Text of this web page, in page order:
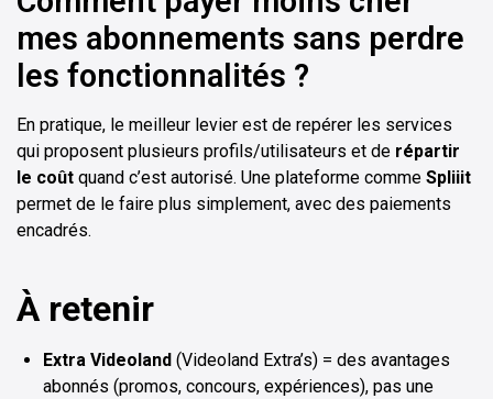
mes abonnements sans perdre
les fonctionnalités ?
En pratique, le meilleur levier est de repérer les services
qui proposent plusieurs profils/utilisateurs et de répartir
le coût quand c’est autorisé. Une plateforme comme Spliiit
permet de le faire plus simplement, avec des paiements
encadrés.
À retenir
Extra Videoland (Videoland Extra’s) = des avantages
abonnés (promos, concours, expériences), pas une